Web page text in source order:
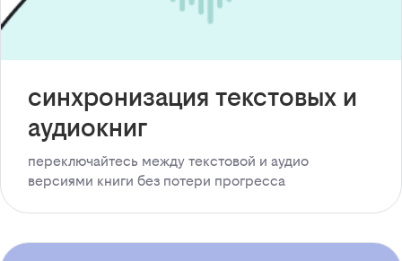
синхронизация текстовых и
аудиокниг
переключайтесь между текстовой и аудио
версиями книги без потери прогресса